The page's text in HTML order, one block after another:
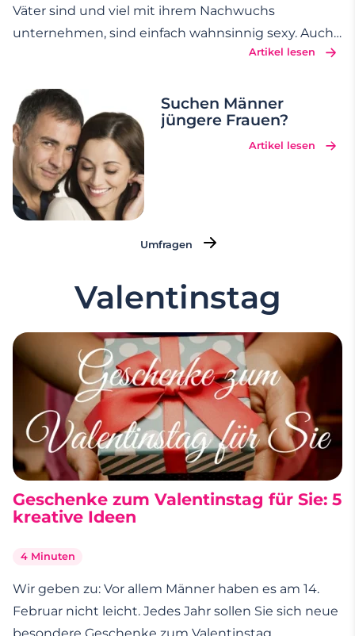
Väter sind und viel mit ihrem Nachwuchs
unternehmen, sind einfach wahnsinnig sexy. Auch
freien Natur vorbei sind, schätzen Frauen
fürsorgliche Partner mit…
Artikel lesen
Suchen Männer
jüngere Frauen?
Artikel lesen
Umfragen
Valentinstag
Geschenke zum Valentinstag für Sie: 5
kreative Ideen
4 Minuten
Wir geben zu: Vor allem Männer haben es am 14.
Februar nicht leicht. Jedes Jahr sollen Sie sich neue